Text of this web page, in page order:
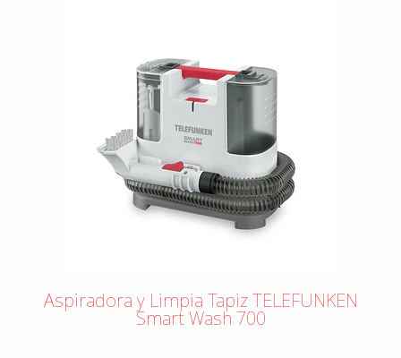
Aspiradora y Limpia Tapiz TELEFUNKEN
Smart Wash 700